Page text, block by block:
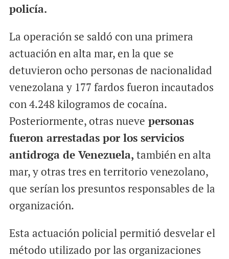
policía.
La operación se saldó con una primera
actuación en alta mar, en la que se
detuvieron ocho personas de nacionalidad
venezolana y 177 fardos fueron incautados
con 4.248 kilogramos de cocaína.
Posteriormente, otras nueve personas
fueron arrestadas por los servicios
antidroga de Venezuela, también en alta
mar, y otras tres en territorio venezolano,
que serían los presuntos responsables de la
organización.
Esta actuación policial permitió desvelar el
método utilizado por las organizaciones